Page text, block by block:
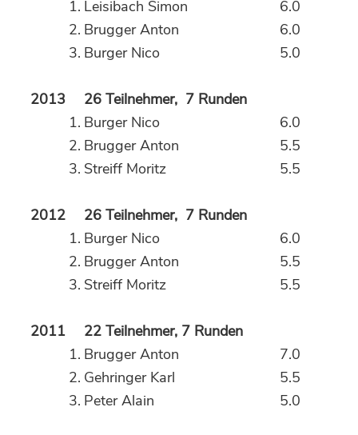
1. Leisibach Simon
6.0
2. Brugger Anton
6.0
3. Burger Nico 5.0
2013
26 Teilnehmer, 7 Runden
1. Burger Nico
6.0
2. Brugger Anton
5.5
3. Streiff Moritz 5.5
2012
26 Teilnehmer, 7 Runden
1. Burger Nico
6.0
2. Brugger Anton
5.5
3. Streiff Moritz 5.5
2011
22 Teilnehmer, 7 Runden
1. Brugger Anton
7.0
2. Gehringer Karl
5.5
3. Peter Alain 5.0